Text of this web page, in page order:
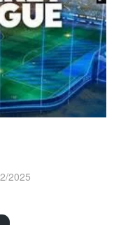
2025